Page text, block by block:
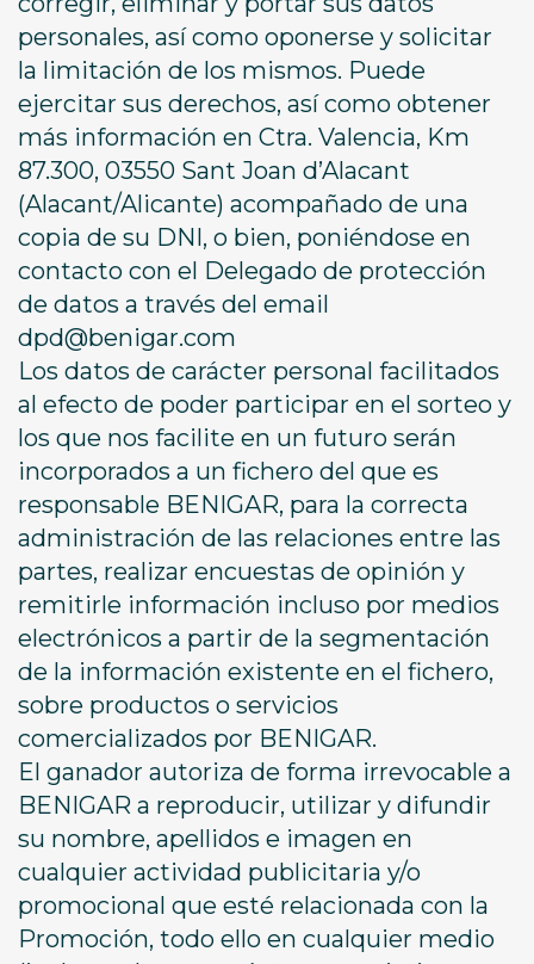
personales, así como oponerse y solicitar
la limitación de los mismos. Puede
ejercitar sus derechos, así como obtener
más información en Ctra. Valencia, Km
87.300, 03550 Sant Joan d’Alacant
(Alacant/Alicante) acompañado de una
copia de su DNI, o bien, poniéndose en
contacto con el Delegado de protección
de datos a través del email
dpd@benigar.com
Los datos de carácter personal facilitados
al efecto de poder participar en el sorteo y
los que nos facilite en un futuro serán
incorporados a un fichero del que es
responsable BENIGAR, para la correcta
administración de las relaciones entre las
partes, realizar encuestas de opinión y
remitirle información incluso por medios
electrónicos a partir de la segmentación
de la información existente en el fichero,
sobre productos o servicios
comercializados por BENIGAR.
El ganador autoriza de forma irrevocable a
BENIGAR a reproducir, utilizar y difundir
su nombre, apellidos e imagen en
cualquier actividad publicitaria y/o
promocional que esté relacionada con la
Promoción, todo ello en cualquier medio